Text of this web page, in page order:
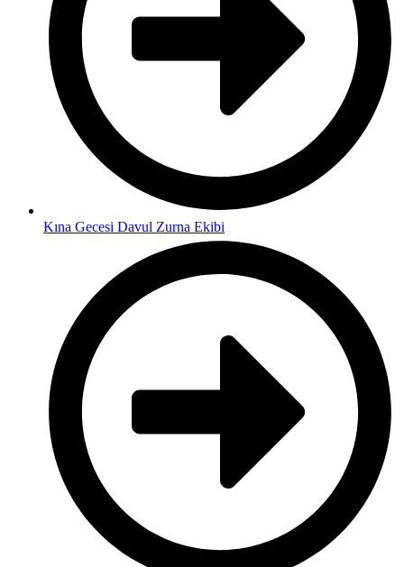
Kına Gecesi Davul Zurna Ekibi